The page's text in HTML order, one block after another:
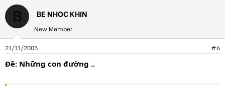
B BE NHOC KHIN
New Member
21/11/2005 #6
Ðề: Những con đường ..